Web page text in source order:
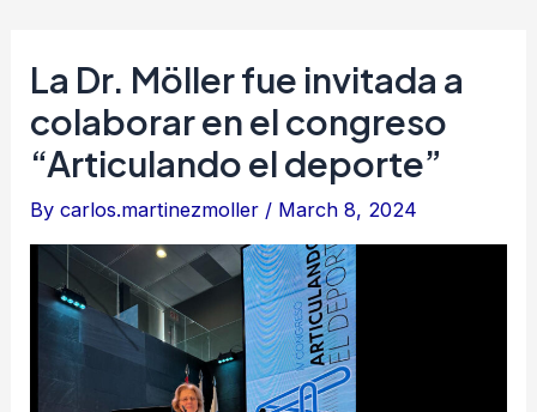
contentLa Dr. Möller fue invitada a
colaborar en el congreso
“Articulando el deporte”
Bycarlos.martinezmoller / March 8, 2024